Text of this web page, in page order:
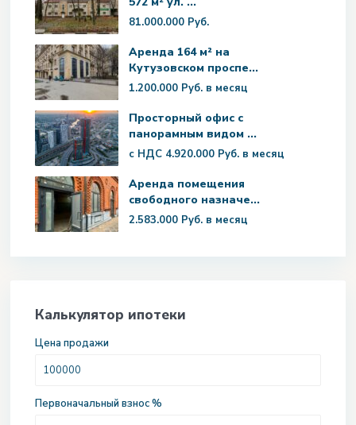
81.000.000 Руб.
Аренда 164 м² на
Кутузовском проспе...
1.200.000 Руб. в месяц
Просторный офис с
панорамным видом ...
с НДС 4.920.000 Руб. в месяц
Аренда помещения
свободного назначе...
2.583.000 Руб. в месяц
Калькулятор ипотеки
Цена продажи
Первоначальный взнос %